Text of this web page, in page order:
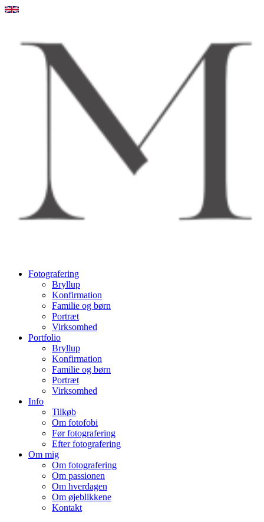
Videre
Fotografering
Bryllup
Konfirmation
Familie og børn
Portræt
Virksomhed
Portfolio
Bryllup
Konfirmation
Familie og børn
Portræt
Virksomhed
Info
Tilkøb
Om fotofobi
Før fotografering
Efter fotografering
Om mig
Om fotografering
Om passionen
Om hverdagen
Om øjeblikkene
Kontakt